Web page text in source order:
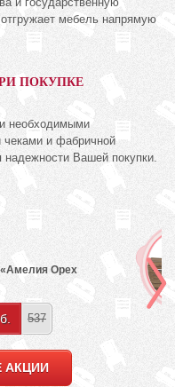
мебель напрямую
ПОКУПКЕ
необходимыми
чеками и фабричной
надежности Вашей покупки.
«Амелия Орех
537
АКЦИИ